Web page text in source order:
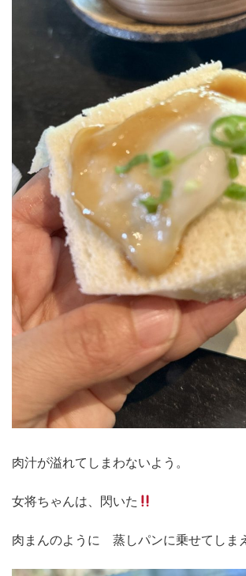
肉汁が溢れてしまわないよう。
女将ちゃんは、閃いた
肉まんのように 蒸しパンに乗せてしま